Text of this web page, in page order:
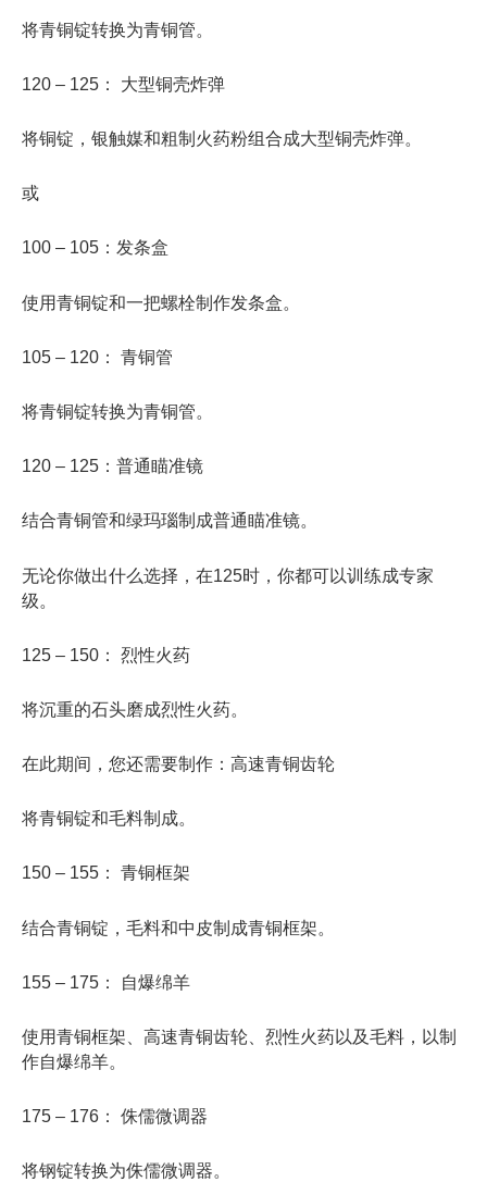
将青铜锭转换为青铜管。
120 – 125： 大型铜壳炸弹
将铜锭，银触媒和粗制火药粉组合成大型铜壳炸弹。
或
100 – 105：发条盒
使用青铜锭和一把螺栓制作发条盒。
105 – 120： 青铜管
将青铜锭转换为青铜管。
120 – 125：普通瞄准镜
结合青铜管和绿玛瑙制成普通瞄准镜。
无论你做出什么选择，在125时，你都可以训练成专家
级。
125 – 150： 烈性火药
将沉重的石头磨成烈性火药。
在此期间，您还需要制作：高速青铜齿轮
将青铜锭和毛料制成。
150 – 155： 青铜框架
结合青铜锭，毛料和中皮制成青铜框架。
155 – 175： 自爆绵羊
使用青铜框架、高速青铜齿轮、烈性火药以及毛料，以制
作自爆绵羊。
175 – 176： 侏儒微调器
将钢锭转换为侏儒微调器。